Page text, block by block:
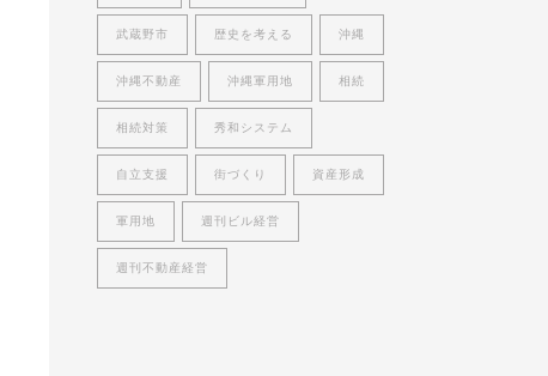
武蔵野市 歴史を考える 沖縄
沖縄不動産 沖縄軍用地 相続
相続対策 秀和システム
自立支援 街づくり 資産形成
軍用地 週刊ビル経営
週刊不動産経営